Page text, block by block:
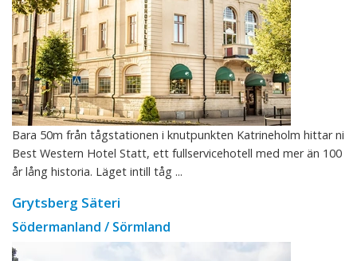
Bara 50m från tågstationen i knutpunkten Katrineholm hittar ni
Best Western Hotel Statt, ett fullservicehotell med mer än 100
år lång historia. Läget intill tåg ...
Grytsberg Säteri
Södermanland / Sörmland